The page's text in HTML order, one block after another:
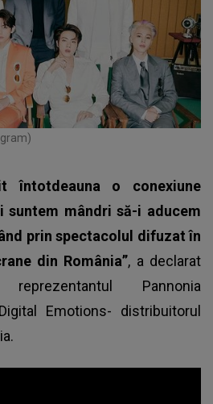
întotdeauna o conexiune
suntem mândri să-i aducem
prin spectacolul difuzat în
din România”, a declarat
Pannonia
Emotions- distribuitorul